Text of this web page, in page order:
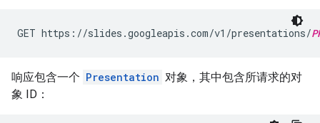
GET https://slides.googleapis.com/v1/presentations/
响应包含一个 Presentation 对象，其中包含所请求的对
象 ID：